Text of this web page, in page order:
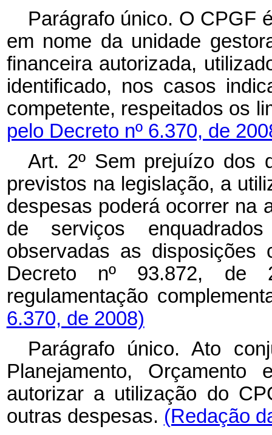
Parágrafo único. O CPGF
em nome da unidade
financeira autorizada,
identificado, nos casos
competente, respeitados os
pelo Decreto nº 6.370, de
Art. 2º Sem prejuízo dos
previstos na legislação, a
despesas poderá ocorrer na
de serviços
observadas as
Decreto nº 93.872,
regulamentação
6.370, de 2008)
Parágrafo único. Ato
Planejamento,
autorizar a utilização do
outras despesas. (Redação